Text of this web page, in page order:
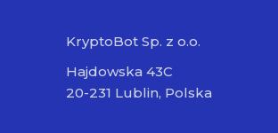
KryptoBot Sp. z o.o.
Hajdowska 43C
20-231 Lublin, Polska